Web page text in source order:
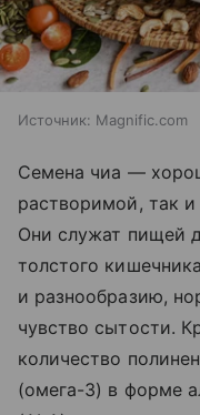
Источник: Magnific.com
Семена чиа —
растворимой, так
Они служат пищей
толстого
и разнообразию,
чувство сытости.
количество
(омега-3) в форме